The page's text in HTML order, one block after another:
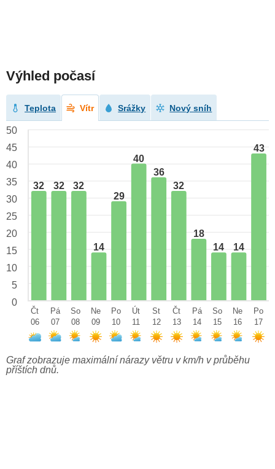
Výhled počasí
Teplota Vítr Srážky Nový sníh
32 32 32
14
29
40
36
32
18
14
14
43
50
45
40
35
30
25
20
15
10
5
0
Čt
06
Pá
07
So
08
Ne
09
Po
10
Út
11
St
12
Čt
13
Pá
14
So
15
Ne
16
Po
17
Graf zobrazuje maximální nárazy větru v km/h v průběhu
příštích dnů.